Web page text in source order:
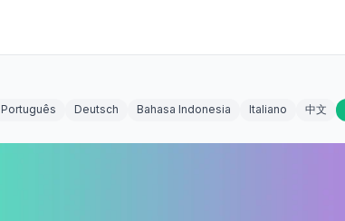
Português Deutsch Bahasa Indonesia Italiano 中文